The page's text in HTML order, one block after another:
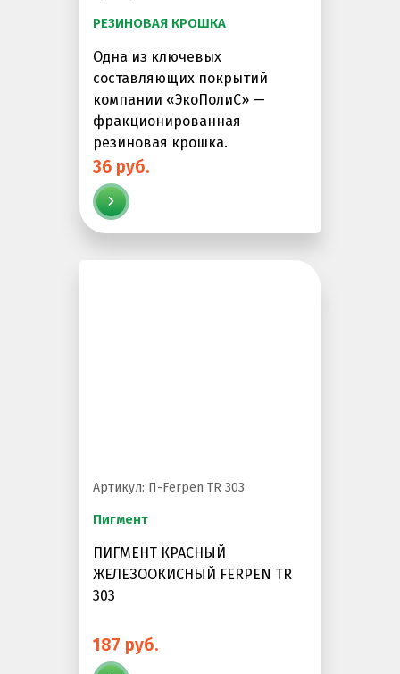
Наборы для самостоятельной укладки
Цветная окрашенная крошка Eco Color Mill
Цветная окрашенная крошка EPDM
Черная SBR крошка
Оборудование для укладки
Резиновое покрытие Eco Running System
Резиновое покрытие ECO SANDWICH
РЕЗИНОВАЯ КРОШКА
Одна из ключевых
составляющих покрытий
компании «ЭкоПолиС» —
фракционированная
резиновая крошка.
36 руб.
Артикул: П-Ferpen TR 303
Пигмент
ПИГМЕНТ КРАСНЫЙ
ЖЕЛЕЗООКИСНЫЙ FERPEN TR
303
187 руб.